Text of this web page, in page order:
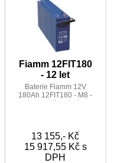
Fiamm 12FIT180
- 12 let
Baterie Fiamm 12V
180Ah 12FIT180 - M8 -
13 155,- Kč
15 917,55 Kč s
DPH